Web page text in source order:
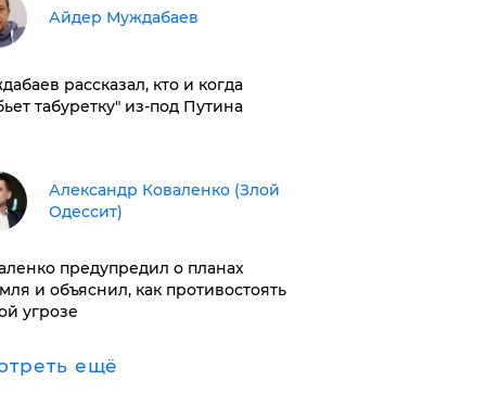
Айдер Муждабаев
рассказал, кто и когда
табуретку" из-под Путина
Александр Коваленко (Злой
Одессит)
предупредил о планах
и объяснил, как противостоять
угрозе
ещё